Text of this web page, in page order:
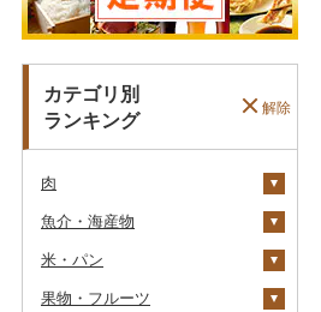
カテゴリ別
ランキング
解除
肉
牛肉（精肉）
ステーキ
すき焼き
牛肉（加工品）
ハンバーグ
豚肉（精肉）
魚介・海産物
カニ
ズワイガニ
エビ
米・パン
米
果物・フルーツ